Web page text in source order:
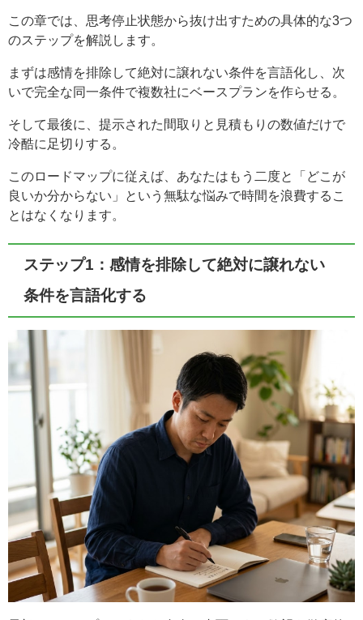
この章では、思考停止状態から抜け出すための具体的な3つ
のステップを解説します。
まずは感情を排除して絶対に譲れない条件を言語化し、次
いで完全な同一条件で複数社にベースプランを作らせる。
そして最後に、提示された間取りと見積もりの数値だけで
冷酷に足切りする。
このロードマップに従えば、あなたはもう二度と「どこが
良いか分からない」という無駄な悩みで時間を浪費するこ
とはなくなります。
ステップ1：感情を排除して絶対に譲れない
条件を言語化する